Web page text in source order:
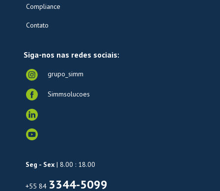
Compliance
Contato
Siga-nos nas redes sociais:
grupo_simm
Simmsolucoes
Seg - Sex | 8.00 : 18.00
+55 84 3344-5099